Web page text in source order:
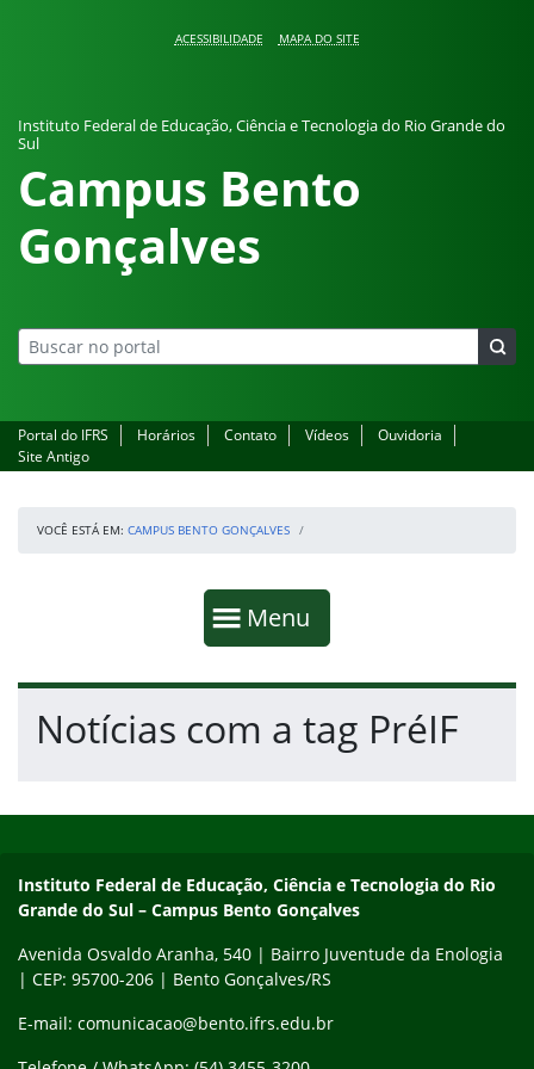
ACESSIBILIDADE MAPA DO SITE
Instituto Federal de Educação, Ciência e Tecnologia do Rio Grande do
Sul
Campus Bento
Gonçalves
Portal do IFRS Horários Contato Vídeos
Ouvidoria
Site Antigo
VOCÊ ESTÁ EM: CAMPUS BENTO GONÇALVES
Mostrar
Menu
Fim da navegação
Início do conteúdo
Notícias com a tag PréIF
Contato
Instituto Federal de Educação, Ciência e Tecnologia do Rio
Grande do Sul – Campus Bento Gonçalves
Avenida Osvaldo Aranha, 540 | Bairro Juventude da Enologia
| CEP: 95700-206 | Bento Gonçalves/RS
E-mail: comunicacao@bento.ifrs.edu.br